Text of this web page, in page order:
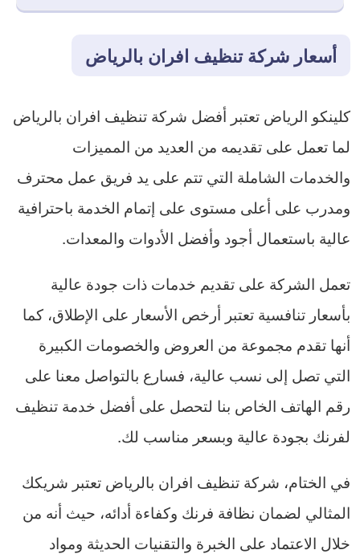
أسعار شركة تنظيف افران بالرياض
كلينكو الرياض تعتبر أفضل شركة تنظيف افران بالرياض
لما تعمل على تقديمه من العديد من المميزات
والخدمات الشاملة التي تتم على يد فريق عمل محترف
ومدرب على أعلى مستوى على إتمام الخدمة باحترافية
عالية باستعمال أجود وأفضل الأدوات والمعدات.
تعمل الشركة على تقديم خدمات ذات جودة عالية
بأسعار تنافسية تعتبر أرخص الأسعار على الإطلاق، كما
أنها تقدم مجموعة من العروض والخصومات الكبيرة
التي تصل إلى نسب عالية، فسارع بالتواصل معنا على
رقم الهاتف الخاص بنا لتحصل على أفضل خدمة تنظيف
لفرنك بجودة عالية وبسعر مناسب لك.
في الختام، شركة تنظيف افران بالرياض تعتبر شريكك
المثالي لضمان نظافة فرنك وكفاءة أدائه، حيث أنه من
خلال الاعتماد على الخبرة والتقنيات الحديثة ومواد